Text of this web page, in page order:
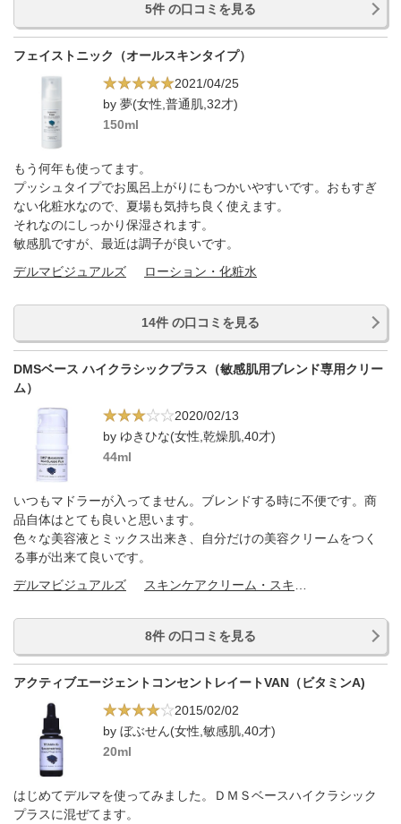
5件 の口コミを見る
フェイストニック（オールスキンタイプ）
2021/04/25
by 夢(女性,普通肌,32才)
150ml
もう何年も使ってます。
プッシュタイプでお風呂上がりにもつかいやすいです。おもすぎ
ない化粧水なので、夏場も気持ち良く使えます。
それなのにしっかり保湿されます。
敏感肌ですが、最近は調子が良いです。
デルマビジュアルズ
ローション・化粧水
14件 の口コミを見る
DMSベース ハイクラシックプラス（敏感肌用ブレンド専用クリー
ム）
2020/02/13
by ゆきひな(女性,乾燥肌,40才)
44ml
いつもマドラーが入ってません。ブレンドする時に不便です。商
品自体はとても良いと思います。
色々な美容液とミックス出来き、自分だけの美容クリームをつく
る事が出来て良いです。
デルマビジュアルズ
8件 の口コミを見る
アクティブエージェントコンセントレイートVAN（ビタミンA)
2015/02/02
by ぼぶせん(女性,敏感肌,40才)
20ml
はじめてデルマを使ってみました。ＤＭＳベースハイクラシック
プラスに混ぜてます。